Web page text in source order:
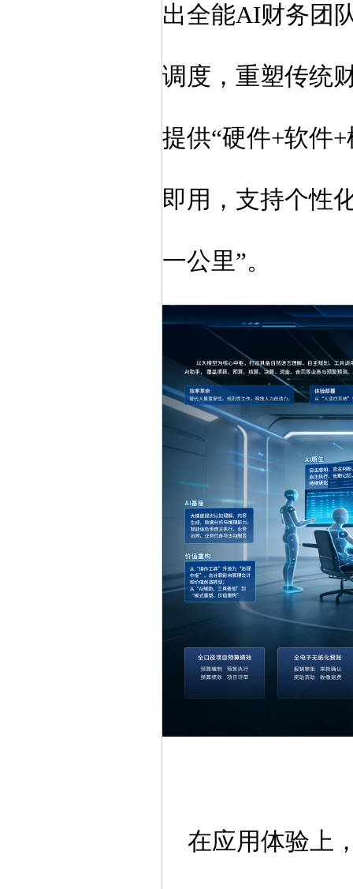
出全能AI财务团
调度，重塑传统
提供“硬件+软件
即用 ，支持个性
一公里”。
在应用体验上